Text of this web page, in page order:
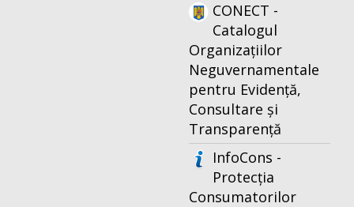
CONECT -
Catalogul
Organizațiilor
Neguvernamentale
pentru Evidență,
Consultare și
Transparență
InfoCons -
Protecția
Consumatorilor